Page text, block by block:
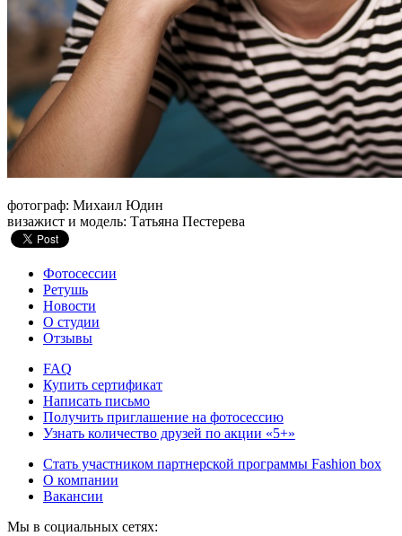
фотограф: Михаил Юдин
визажист и модель: Татьяна Пестерева
Фотосессии
Ретушь
Новости
О студии
Отзывы
FAQ
Купить сертификат
Написать письмо
Получить приглашение на фотосессию
Узнать количество друзей по акции «5+»
Стать участником партнерской программы Fashion box
О компании
Вакансии
Мы в социальных сетях: